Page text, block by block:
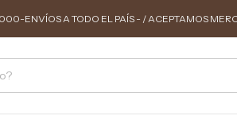
ENVÍOS A TODO EL PAÍS - / ACEPTAMOS